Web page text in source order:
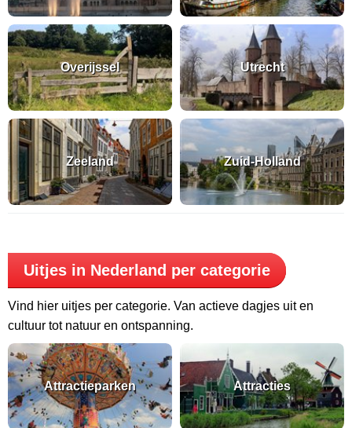
Overijssel Utrecht
Zeeland Zuid-Holland
Uitjes in Nederland per categorie
Vind hier uitjes per categorie. Van actieve dagjes uit en
cultuur tot natuur en ontspanning.
Attractieparken Attracties